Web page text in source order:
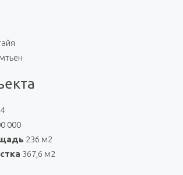
000
236 м2
367,6 м2